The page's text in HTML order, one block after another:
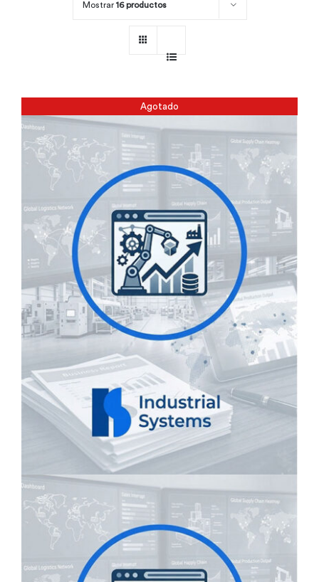
Mostrar 16 productos
Agotado